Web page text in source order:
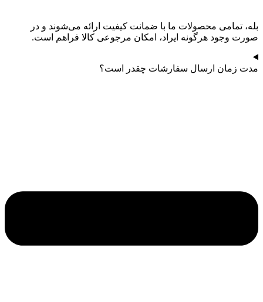
بله، تمامی محصولات ما با ضمانت کیفیت ارائه می‌شوند و در
صورت وجود هرگونه ایراد، امکان مرجوعی کالا فراهم است.
مدت زمان ارسال سفارشات چقدر است؟